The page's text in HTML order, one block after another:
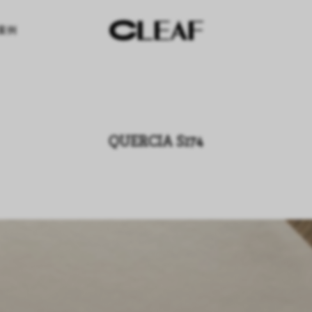
例
QUERCIA S174